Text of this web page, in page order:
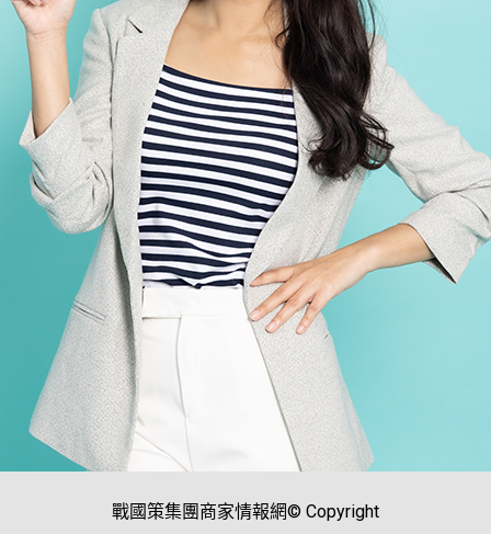
戰國策集團商家情報網© Copyright